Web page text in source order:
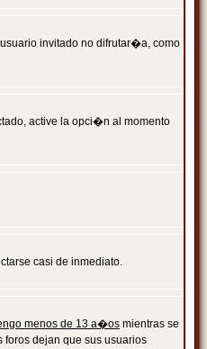
invitado no difrutar�a, como
active la opci�n al momento
casi de inmediato.
menos de 13 a�os mientras se
dejan que sus usuarios